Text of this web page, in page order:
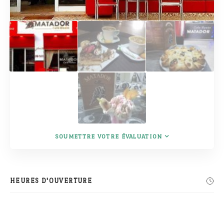
SOUMETTRE VOTRE ÉVALUATION
HEURES D'OUVERTURE